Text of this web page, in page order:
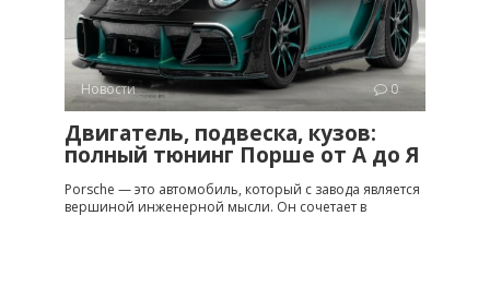
Новости 0
Двигатель, подвеска, кузов:
полный тюнинг Порше от A до Я
Porsche — это автомобиль, который с завода является
вершиной инженерной мысли. Он сочетает в